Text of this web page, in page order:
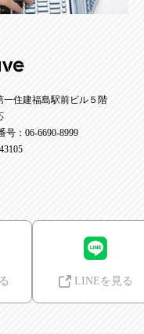
住建福島駅前ビル５階
：06-6690-8999
LINEを見る